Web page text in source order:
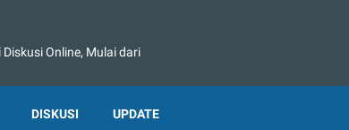
Online, Mulai dari
DISKUSI UPDATE